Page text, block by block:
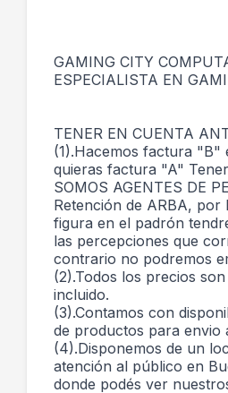
GAMING CITY
ESPECIALISTA EN
TENER EN CUENTA
(1).Hacemos factura "B"
quieras factura "A"
SOMOS AGENTES DE
Retención de ARBA, por
figura en el padrón
las percepciones que
contrario no podremos
(2).Todos los precios
incluido.
(3).Contamos con
de productos para envio
(4).Disponemos de un
atención al público en
donde podés ver